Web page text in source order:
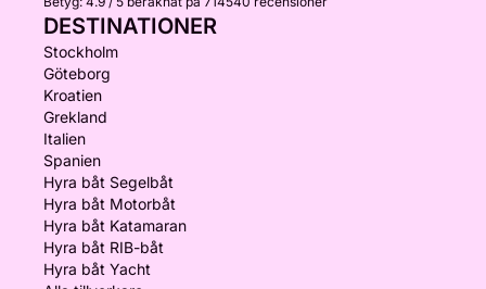
DESTINATIONER
Stockholm
Göteborg
Kroatien
Grekland
Italien
Spanien
Hyra båt Segelbåt
Hyra båt Motorbåt
Hyra båt Katamaran
Hyra båt RIB-båt
Hyra båt Yacht